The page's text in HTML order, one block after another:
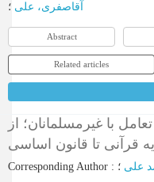
آقاصفری، علی ؛
Abstract
Related articles
با غیرمسلمانان؛ از
Corresponding Author : علی